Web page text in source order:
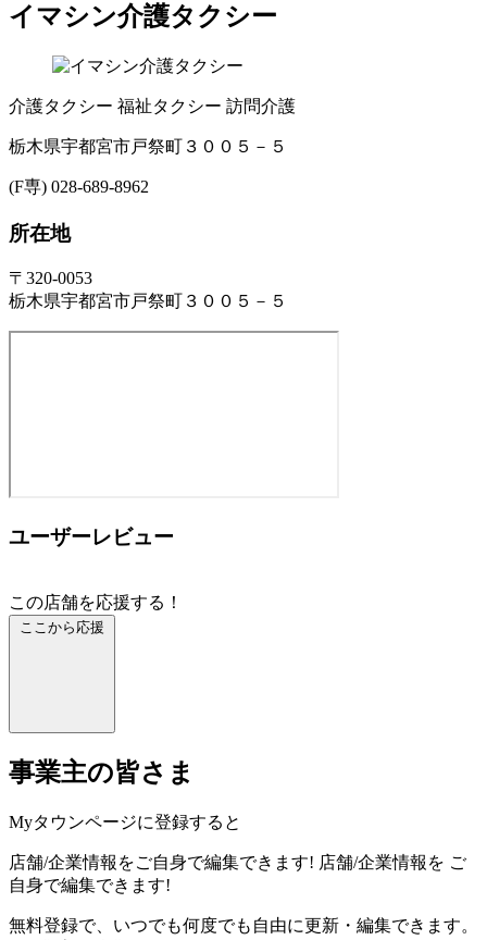
イマシン介護タクシー
介護タクシー 福祉タクシー 訪問介護
栃木県宇都宮市戸祭町３００５－５
(F専) 028-689-8962
所在地
〒320-0053
栃木県宇都宮市戸祭町３００５－５
ユーザーレビュー
この店舗を応援する！
ここから応援
事業主の皆さま
Myタウンページに登録すると
店舗/企業情報をご自身で編集できます! 店舗/企業情報を ご
自身で編集できます!
無料登録で、いつでも何度でも自由に更新・編集できます。